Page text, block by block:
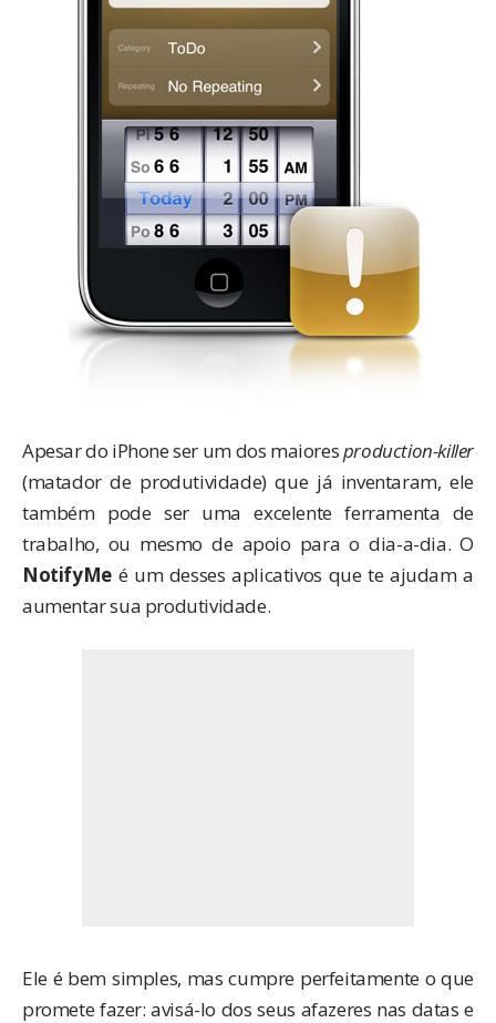
Apesar do iPhone ser um dos maioresproduction-killer
(matador de produtividade) que já inventaram, ele
também pode ser uma excelente ferramenta de
trabalho, ou mesmo de apoio para o dia-a-dia. O
NotifyMeé um desses aplicativos que te ajudam a
aumentar sua produtividade.
Ele é bem simples, mas cumpre perfeitamente o que
promete fazer: avisá-lo dos seus afazeres nas datas e